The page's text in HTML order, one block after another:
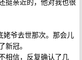
姥爷去世那次。那会儿
冠。
相信，反复确认了几